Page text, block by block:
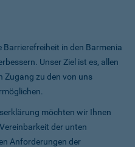
Barrierefreiheit in den Barmenia
Unser Ziel ist es, allen
Zugang zu den von uns
möchten wir Ihnen
der unten
Anforderungen der